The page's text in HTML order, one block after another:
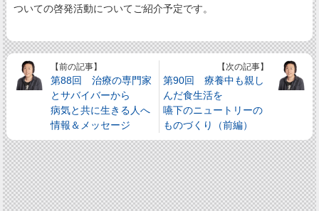
ついての啓発活動についてご紹介予定です。
【前の記事】
第88回 治療の専門家
とサバイバーから
病気と共に生きる人へ
情報＆メッセージ
【次の記事】
第90回 療養中も親し
んだ食生活を
嚥下のニュートリーの
ものづくり（前編）